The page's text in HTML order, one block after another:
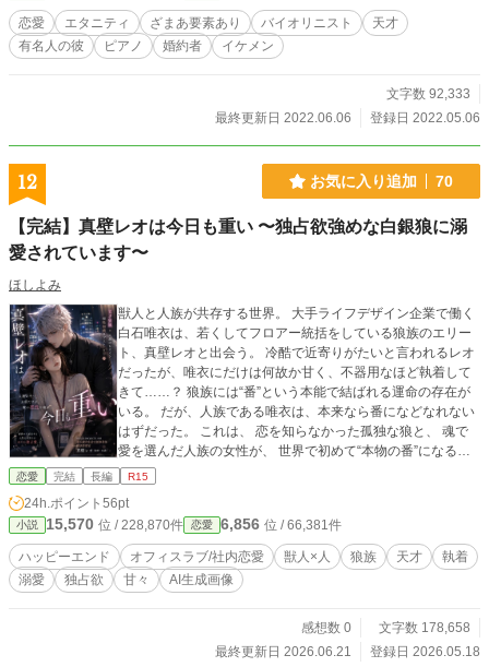
恋愛 エタニティ ざまあ要素あり バイオリニスト
天才
有名人の彼
ピアノ 婚約者 イケメン
文字数 92,333
最終更新日 2022.06.06
登録日 2022.05.06
12 お気に入り追加 70
【完結】真壁レオは今日も重い 〜独占欲強めな白銀狼に溺
愛されています〜
ほしよみ
獣人と人族が共存する世界。 大手ライフデザイン企業で働く
白石唯衣は、若くしてフロアー統括をしている狼族のエリー
ト、真壁レオと出会う。 冷酷で近寄りがたいと言われるレオ
だったが、唯衣にだけは何故か甘く、不器用なほど執着して
きて……？ 狼族には“番”という本能で結ばれる運命の存在が
いる。 だが、人族である唯衣は、本来なら番になどなれない
はずだった。 これは、 恋を知らなかった孤独な狼と、 魂で
愛を選んだ人族の女性が、 世界で初めて“本物の番”になるま
での物語。 R18だけを集めた2人の甘い濃厚シーン 『真壁レ
けないレオの独占欲や甘い日常をXで公開しています。 X『真
壁レオは今日も重い』 覗き見はこちらから https://x.com/reo_
yui_archive ※本作はフィクションです。 狼族をはじめとし
た獣人たちの価値観、生態、発情周期、恋愛観は、本作独自
の世界観に基づいて描かれています。 現実とは異なる“彼らの
恋愛 完結 長編 R15
24h.ポイント 56pt
小説 15,570 位 / 228,870件 恋愛 6,856 位 / 66,381件
ハッピーエンド オフィスラブ/社内恋愛 獣人×人 狼族 天才
執着
溺愛
独占欲 甘々 AI生成画像
感想数 0
文字数 178,658
最終更新日 2026.06.21
登録日 2026.05.18